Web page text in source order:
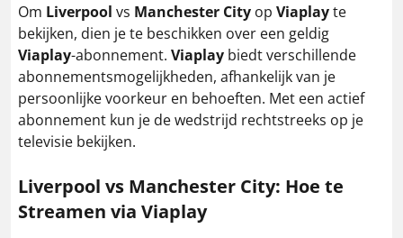
Om Liverpool vs Manchester City op Viaplayte
bekijken, dien je te beschikken over een geldig
Viaplay-abonnement. Viaplay biedt verschillende
abonnementsmogelijkheden, afhankelijk van je
persoonlijke voorkeur en behoeften. Met een actief
abonnement kun je de wedstrijd rechtstreeks op je
televisie bekijken.
Liverpool vs Manchester City: Hoe te
Streamen via Viaplay